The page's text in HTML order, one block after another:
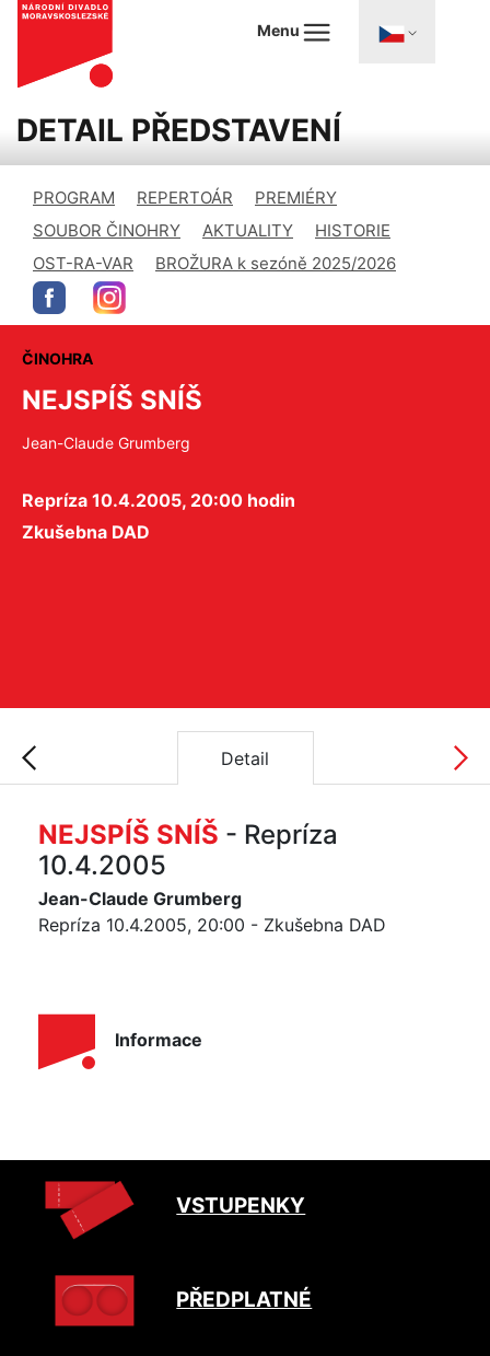
Menu
DETAIL PŘEDSTAVENÍ
PROGRAM REPERTOÁR
PREMIÉRY
SOUBOR ČINOHRY
AKTUALITY
HISTORIE
OST-RA-VAR
BROŽURA k sezóně 2025/2026
ČINOHRA
NEJSPÍŠ SNÍŠ
Jean-Claude Grumberg
Repríza 10.4.2005, 20:00 hodin
Zkušebna DAD
Detail
NEJSPÍŠ SNÍŠ - Repríza
10.4.2005
Jean-Claude Grumberg
Repríza 10.4.2005, 20:00 - Zkušebna DAD
Informace
VSTUPENKY
PŘEDPLATNÉ